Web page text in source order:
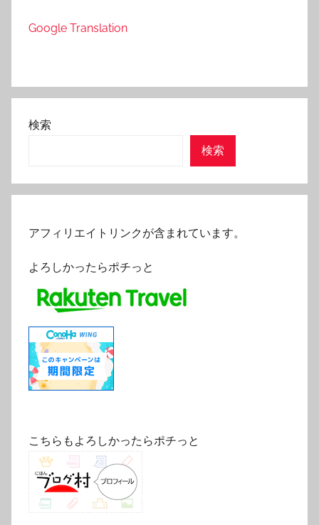
Google Translation
検索
検索
アフィリエイトリンクが含まれています。
よろしかったらポチっと
こちらもよろしかったらポチっと